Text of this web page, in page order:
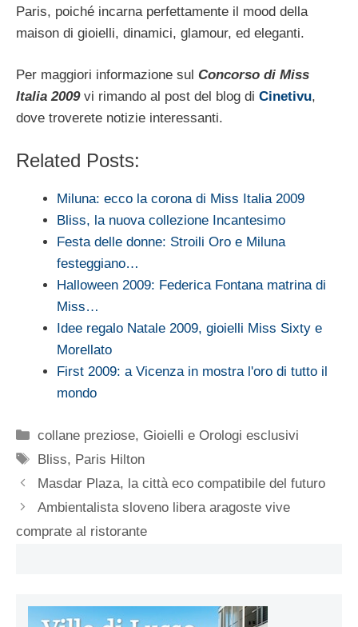
Paris, poiché incarna perfettamente il mood della
maison di gioielli, dinamici, glamour, ed eleganti.
Per maggiori informazione sul Concorso di Miss
Italia 2009vi rimando al post del blog di Cinetivu,
dove troverete notizie interessanti.
Related Posts:
Miluna: ecco la corona di Miss Italia 2009
Bliss, la nuova collezione Incantesimo
Festa delle donne: Stroili Oro e Miluna
festeggiano…
Halloween 2009: Federica Fontana matrina di
Miss…
Idee regalo Natale 2009, gioielli Miss Sixty e
Morellato
First 2009: a Vicenza in mostra l'oro di tutto il
mondo
Categorie
collane preziose, Gioielli e Orologi esclusivi
Tag
Bliss, Paris Hilton
Masdar Plaza, la città eco compatibile del futuro
Ambientalista sloveno libera aragoste vive
comprate al ristorante